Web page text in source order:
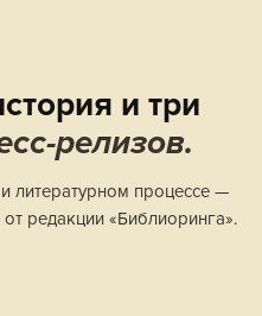
и три
релизов.
литературном процессе —
редакции «Библиоринга».